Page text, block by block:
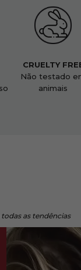
CRUELTY
Não testado
animais
as tendências